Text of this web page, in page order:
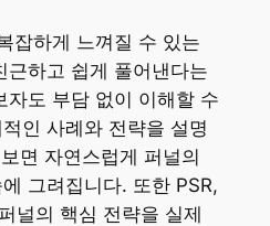
잡하게 느껴질 수 있는
근하고 쉽게 풀어낸다는
자도 부담 없이 이해할 수
인 사례와 전략을 설명
면 자연스럽게 퍼널의
그려집니다. 또한 PSR,
널의 핵심 전략을 실제